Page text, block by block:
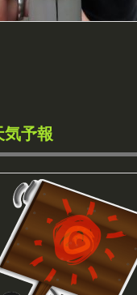
気予報